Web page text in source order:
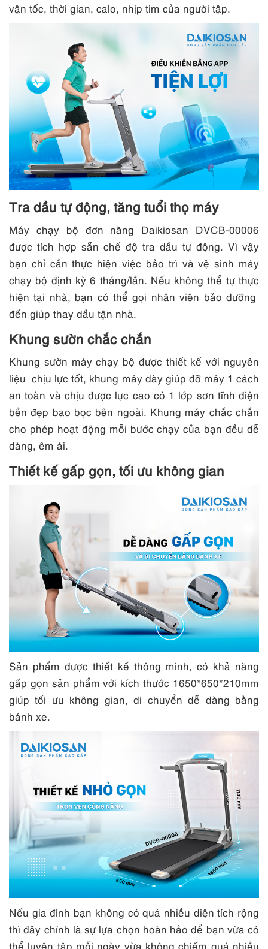
vận tốc, thời gian, calo, nhịp tim của người tập.
Tra dầu tự động, tăng tuổi thọ máy
Máy chạy bộ đơn năng Daikiosan DVCB-00006
được tích hợp sẵn chế độ tra dầu tự động. Vì vậy
bạn chỉ cần thực hiện việc bảo trì và vệ sinh máy
chạy bộ định kỳ 6 tháng/lần. Nếu không thể tự thực
hiện tại nhà, bạn có thể gọi nhân viên bảo dưỡng
đến giúp thay dầu tận nhà.
Khung sườn chắc chắn
Khung sườn máy chạy bộ được thiết kế với nguyên
liệu chịu lực tốt, khung máy dày giúp đỡ máy 1 cách
an toàn và chịu được lực cao có 1 lớp sơn tĩnh điện
bền đẹp bao bọc bên ngoài. Khung máy chắc chắn
cho phép hoạt động mỗi bước chạy của bạn đều dễ
dàng, êm ái.
Thiết kế gấp gọn, tối ưu không gian
Sản phẩm được thiết kế thông minh, có khả năng
gấp gọn sản phẩm với kích thước 1650*650*210mm
giúp tối ưu không gian, di chuyển dễ dàng bằng
bánh xe.
Nếu gia đình bạn không có quá nhiều diện tích rộng
thì đây chính là sự lựa chọn hoàn hảo để bạn vừa có
thể luyện tập mỗi ngày vừa không chiếm quá nhiều